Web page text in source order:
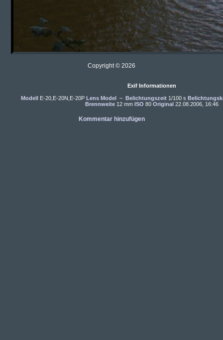
Copyright © 2026
Exif Informationen
Modell E-20,E-20N,E-20P Lens Model – Belichtungszeit 1/100 s
Brennweite12 mm ISO 80 Original22.08.2006, 16:46
Kommentar hinzufügen